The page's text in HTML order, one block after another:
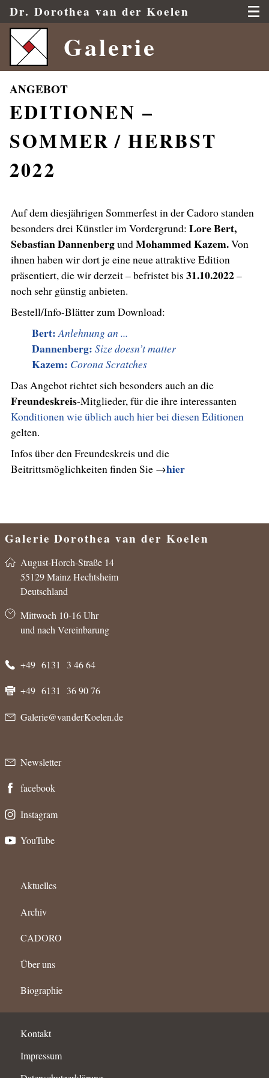
EDITIONEN –
SOMMER / HERBST
2022
Auf dem diesjährigen Sommerfest in der Cadoro standen
besonders drei Künstler im Vordergrund: Lore Bert,
Sebastian DannenbergundMohammed Kazem.Von
ihnen haben wir dort je eine neue attraktive Edition
präsentiert, die wir derzeit – befristet bis 31.10.2022–
noch sehr günstig anbieten.
Bestell/Info-Blätter zum Download:
Bert:Anlehnung an ...
Dannenberg: Size doesn’t matter
Kazem: Corona Scratches
Das Angebot richtet sich besonders auch an die
Freundeskreis-Mitglieder, für die ihre interessanten
Konditionen wie üblich auch hier bei diesen Editionen
gelten.
Infos über den Freundeskreis und die
Beitrittsmöglichkeiten finden Sie →hier
Dr. Dorothea van der Koelen
Galerie
Galerie Dorothea van der Koelen
August-Horch-Straße 14
55129 Mainz Hechtsheim
Deutschland
Mittwoch 10-16 Uhr
und nach Vereinbarung
+49 6131 3 46 64
+49 6131 36 90 76
Galerie@van der Koelen.de
Newsletter
facebook
Instagram
YouTube
Aktuelles
Archiv
CADORO
Über uns
Biographie
Kontakt
Impressum